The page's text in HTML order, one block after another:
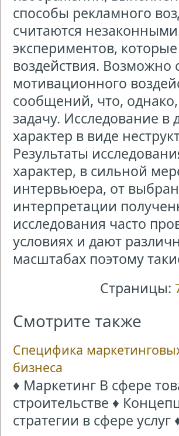
способы рекламного
считаются
экспериментов,
воздействия.
мотивационного
сообщений, что,
задачу. Исследование
характер в виде
Результаты
характер, в сильной
интервьюера, от
интерпретации
исследования часто
условиях и дают
масштабах поэтому
Страницы:
Смотрите также
Специфика
бизнеса
♦ Маркетинг В сфере
строительстве ♦
стратегии в сфере